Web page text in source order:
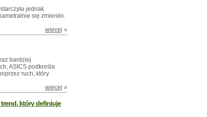
jednak
się zmieniło.
więcej »
bardziej
ASICS podkreśla
ruch, który
więcej »
trend, który definiuje